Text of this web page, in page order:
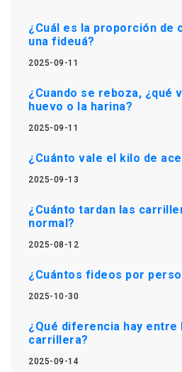
¿Cuál es la proporción de
una fideuá?
2025-09-11
¿Cuando se reboza, ¿qué
huevo o la harina?
2025-09-11
¿Cuánto vale el kilo de
2025-09-13
¿Cuánto tardan las
normal?
2025-08-12
¿Cuántos fideos por
2025-10-30
¿Qué diferencia hay entre
carrillera?
2025-09-14